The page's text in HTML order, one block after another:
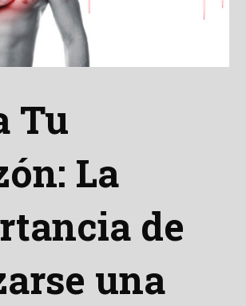
Tu
La
de
una